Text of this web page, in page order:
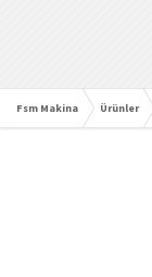
Fsm Makina Ürünler